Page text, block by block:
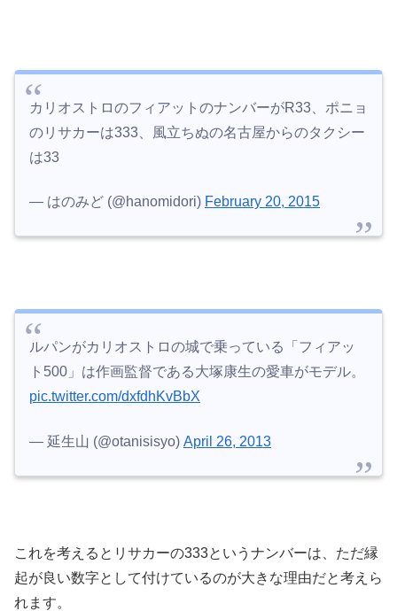
カリオストロのフィアットのナンバーがR33、ポニョ
のリサカーは333、風立ちぬの名古屋からのタクシー
は33
— はのみど (@hanomidori) February 20, 2015
ルパンがカリオストロの城で乗っている「フィアッ
ト500」は作画監督である大塚康生の愛車がモデル。
pic.twitter.com/dxfdhKvBbX
— 延生山 (@otanisisyo) April 26, 2013
これを考えるとリサカーの333というナンバーは、ただ縁
起が良い数字として付けているのが大きな理由だと考えら
れます。